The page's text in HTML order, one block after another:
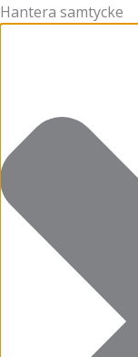
Hantera samtycke